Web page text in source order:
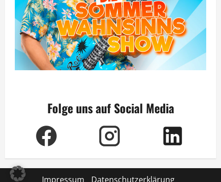
Folge uns auf Social Media
Impressum Datenschutzerklärung